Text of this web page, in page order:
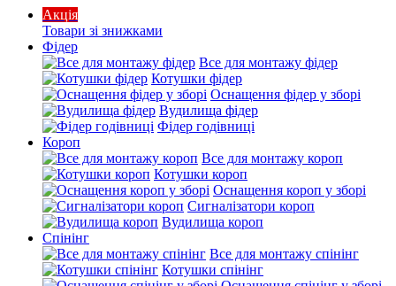
Акція
Товари зі знижками
Фідер
Все для монтажу фідер
Котушки фідер
Оснащення фідер у зборі
Вудилища фідер
Фідер годівниці
Короп
Все для монтажу короп
Котушки короп
Оснащення короп у зборі
Сигналізатори короп
Вудилища короп
Спінінг
Все для монтажу спінінг
Котушки спінінг